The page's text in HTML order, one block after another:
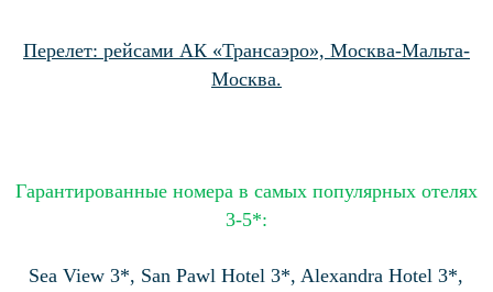
Перелет: рейсами АК «Трансаэро», Москва-Мальта-
Москва.
Гарантированные номера в самых популярных отелях
3-5*:
Sea View 3*, San Pawl Hotel 3*, Alexandra Hotel 3*,